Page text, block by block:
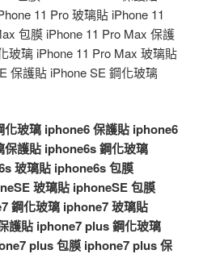
11 Pro 玻璃貼 iPhone 11
包膜 iPhone 11 Pro Max 保護
玻璃 iPhone 11 Pro Max 玻璃貼
保護貼 iPhone SE 鋼化玻璃
化玻璃 iphone6 保護貼 iphone6
保護貼 iphone6s 鋼化玻璃
玻璃貼 iphone6s 包膜
玻璃貼 iphoneSE 包膜
鋼化玻璃 iphone7 玻璃貼
護貼 iphone7 plus 鋼化玻璃
plus 包膜 iphone7 plus 保